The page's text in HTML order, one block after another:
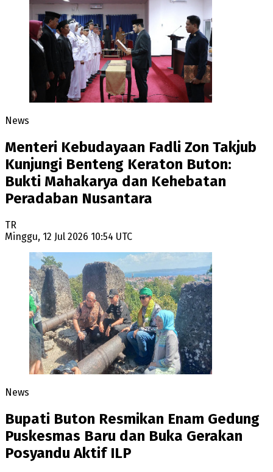
News
Menteri Kebudayaan Fadli Zon Takjub
Kunjungi Benteng Keraton Buton:
Bukti Mahakarya dan Kehebatan
Peradaban Nusantara
TR
Minggu, 12 Jul 2026 10:54 UTC
News
Bupati Buton Resmikan Enam Gedung
Puskesmas Baru dan Buka Gerakan
Posyandu Aktif ILP